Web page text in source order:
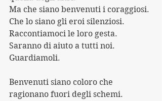
Ma che siano benvenuti i coraggiosi.
Che lo siano gli eroi silenziosi.
Raccontiamoci le loro gesta.
Saranno di aiuto a tutti noi.
Guardiamoli.
Benvenuti siano coloro che
ragionano fuori degli schemi.